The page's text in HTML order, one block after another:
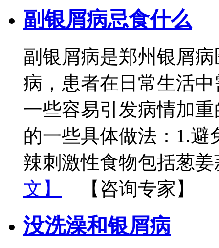
副银屑病忌食什么
副银屑病是郑州银屑
病，患者在日常生活
一些容易引发病情加
的一些具体做法：1.
辣刺激性食物包括葱
文】
【咨询专家】
没洗澡和银屑病